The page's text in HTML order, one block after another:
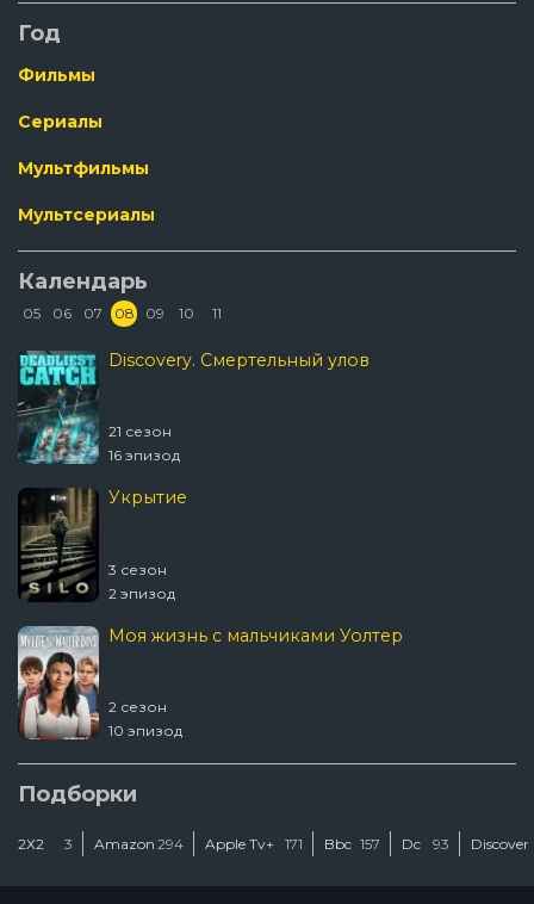
Год
Фильмы
Сериалы
Мультфильмы
Мультсериалы
Календарь
05 06 07 08 09 10 11
Discovery. Смертельный улов
21 сезон
16 эпизод
Укрытие
3 сезон
2 эпизод
Моя жизнь с мальчиками Уолтер
2 сезон
10 эпизод
2 сезон
Подборки
2Х2 3 Amazon 294 Apple Tv+ 171 Bbc 157 Dc 93